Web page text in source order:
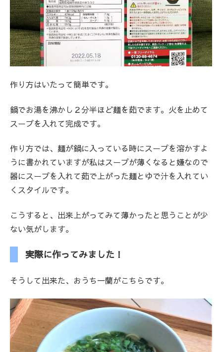
作り方はいたって簡単です。
鍋でお湯を沸かし２分半ほど麺を茹でます。火を止めて
スープを入れて完成です。
作り方では、麺が鍋に入っている時にスープを溶かすよ
うに書かれていますが私はスープが薄くなると嫌なので
器にスープを入れて茹で上がった麺とゆで汁を入れてい
くスタイルです。
こうすると、出来上がってみて薄かったと思うことが少
ない気がします。
実際に作ってみました！
そうして出来た、おうち一蘭がこちらです。